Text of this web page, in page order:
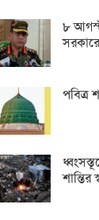
৮ আগস্ট
পবিত্র
শান্তির